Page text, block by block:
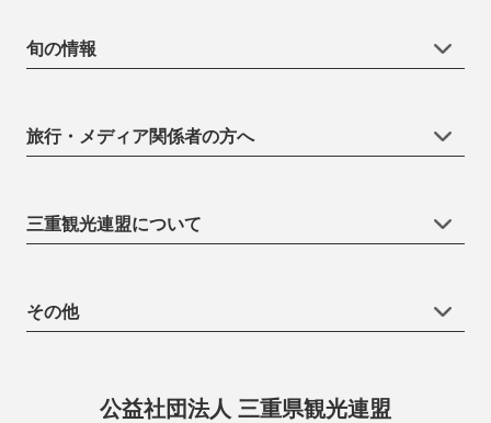
旬の情報
旅行・メディア関係者の方へ
三重観光連盟について
その他
公益社団法人 三重県観光連盟